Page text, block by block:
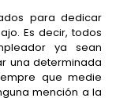
para dedicar
Es decir, todos
ya sean
una determinada
que medie
mención a la